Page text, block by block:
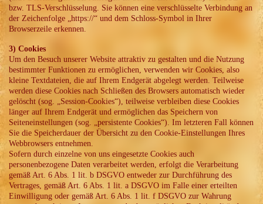
bzw. TLS-Verschlüsselung. Sie können eine verschlüsselte Verbindung an
der Zeichenfolge „https://“ und dem Schloss-Symbol in Ihrer
Browserzeile erkennen.
3) Cookies
Um den Besuch unserer Website attraktiv zu gestalten und die Nutzung
bestimmter Funktionen zu ermöglichen, verwenden wir Cookies, also
kleine Textdateien, die auf Ihrem Endgerät abgelegt werden. Teilweise
werden diese Cookies nach Schließen des Browsers automatisch wieder
gelöscht (sog. „Session-Cookies“), teilweise verbleiben diese Cookies
länger auf Ihrem Endgerät und ermöglichen das Speichern von
Seiteneinstellungen (sog. „persistente Cookies“). Im letzteren Fall können
Sie die Speicherdauer der Übersicht zu den Cookie-Einstellungen Ihres
Webbrowsers entnehmen.
Sofern durch einzelne von uns eingesetzte Cookies auch
personenbezogene Daten verarbeitet werden, erfolgt die Verarbeitung
gemäß Art. 6 Abs. 1 lit. b DSGVO entweder zur Durchführung des
Vertrages, gemäß Art. 6 Abs. 1 lit. a DSGVO im Falle einer erteilten
Einwilligung oder gemäß Art. 6 Abs. 1 lit. f DSGVO zur Wahrung